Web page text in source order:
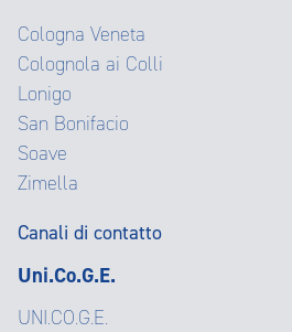
Cologna Veneta
Colognola ai Colli
Lonigo
San Bonifacio
Soave
Zimella
Canali di contatto
Uni.Co.G.E.
UNI.CO.G.E.